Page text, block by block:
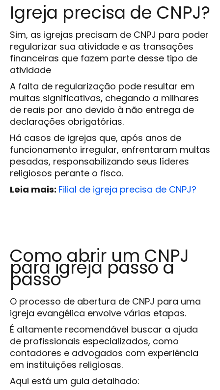
Igreja precisa de CNPJ?
Sim, as igrejas precisam de CNPJ para poder
regularizar sua atividade e as transações
financeiras que fazem parte desse tipo de
atividade
A falta de regularização pode resultar em
multas significativas, chegando a milhares
de reais por ano devido à não entrega de
declarações obrigatórias.
Há casos de igrejas que, após anos de
funcionamento irregular, enfrentaram multas
pesadas, responsabilizando seus líderes
religiosos perante o fisco.
Leia mais: Filial de igreja precisa de CNPJ?
Como abrir um CNPJ
para igreja passo a
passo
O processo de abertura de CNPJ para uma
igreja evangélica envolve várias etapas.
É altamente recomendável buscar a ajuda
de profissionais especializados, como
contadores e advogados com experiência
em instituições religiosas.
Aqui está um guia detalhado: